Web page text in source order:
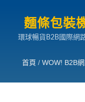
麵條包裝
B2B網
環球暢貨B2B國際網
首頁 / WOW! B2B